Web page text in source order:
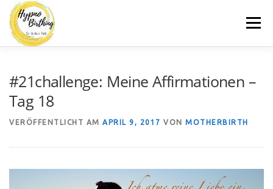
Zum
Inhalt
springen
Menü
BLOG
#21challenge: Meine Affirmationen –
Tag 18
VERÖFFENTLICHT AM APRIL 9, 2017 VON MOTHERBIRTH